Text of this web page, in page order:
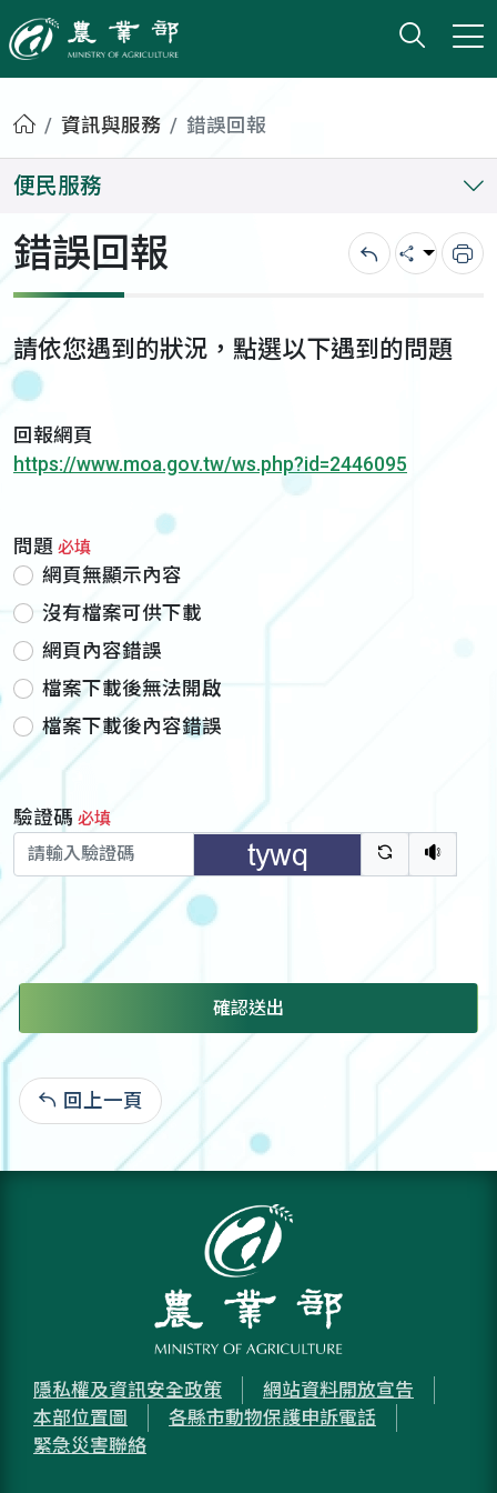
農業部
打開
小版
首頁資訊與服務 錯誤回報
便民服務
錯誤回報 回上一頁
分享 列
請依您遇到的狀況，點選以下遇到的問題
回報網頁
https://www.moa.gov.tw/ws.php?id=2446095
問題 必填
網頁無顯示內容
沒有檔案可供下載
網頁內容錯誤
檔案下載後無法開啟
檔案下載後內容錯誤
驗證碼 必填
驗證碼重新
聽語
確認送出
回上一頁
隱私權及資訊安全政策
網站資料開放宣告
本部位置圖
各縣市動物保護申訴電話
緊急災害聯絡